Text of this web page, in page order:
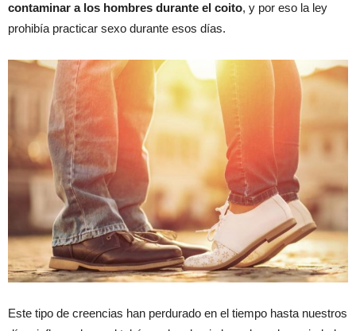
contaminar a los hombres durante el coito, y por eso la ley
prohibía practicar sexo durante esos días.
Este tipo de creencias han perdurado en el tiempo hasta nuestros